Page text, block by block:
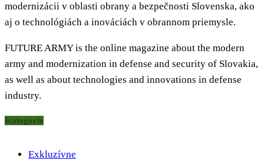
modernizácii v oblasti obrany a bezpečnosti Slovenska, ako
aj o technológiách a inováciách v obrannom priemysle.
FUTURE ARMY is the online magazine about the modern
army and modernization in defense and security of Slovakia,
as well as about technologies and innovations in defense
industry.
Kategórie
Exkluzívne